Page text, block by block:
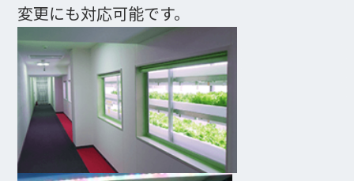
変更にも対応可能です。